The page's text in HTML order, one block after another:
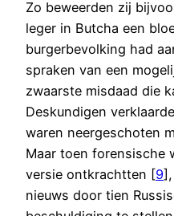
Zo beweerden zij
leger in Butcha een
burgerbevolking had
spraken van een
zwaarste misdaad die
Deskundigen
waren neergeschoten
Maar toen forensische
versie ontkrachtten [9
nieuws door tien